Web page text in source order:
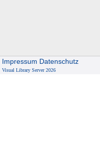
Impressum Datenschutz
Visual Library Server 2026